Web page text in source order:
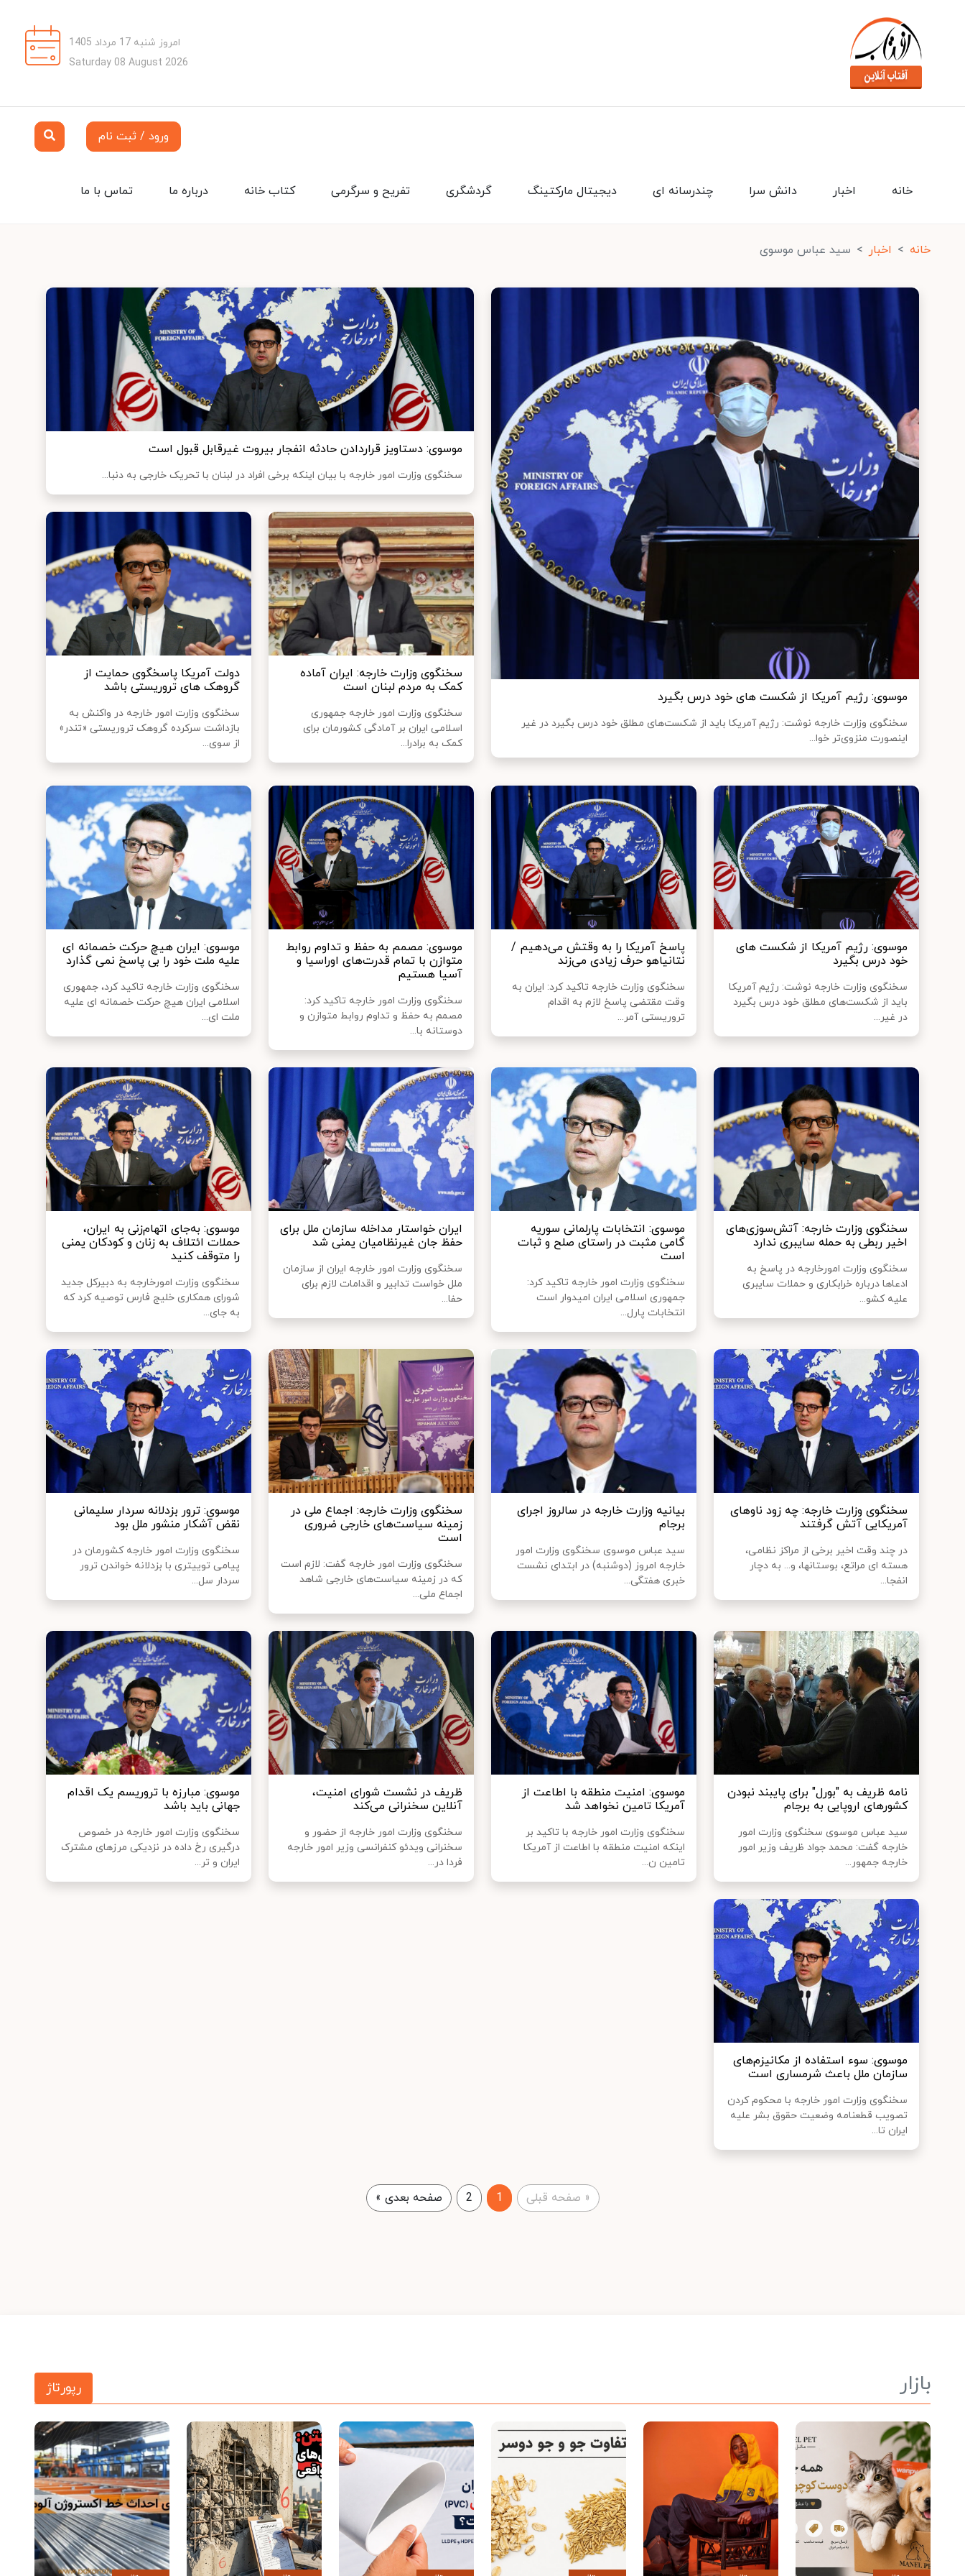
امروز شنبه 17 مرداد 1405
Saturday 08 August 2026
ورود / ثبت نام
تماس با ما درباره ما کتاب خانه تفریح و سرگرمی گردشگری دیجیتال مارکتینگ چندرسانه ای دانش سرا اخبار خانه
خانه اخبار سید عباس موسوی
موسوی: رژیم آمریکا از شکست‌ های خود درس بگیرد
سخنگوی وزارت خارجه نوشت: رژیم آمریکا باید از شکست‌های مطلق خود درس بگیرد در غیر
اینصورت منزوی‌تر خوا...
موسوی: دستاویز قراردادن حادثه انفجار بیروت غیرقابل قبول است
سخنگوی وزارت امور خارجه با بیان اینکه برخی افراد در لبنان با تحریک خارجی به دنبا...
سخنگوی وزارت خارجه: ایران آماده
کمک به مردم لبنان است
سخنگوی وزارت امور خارجه جمهوری
اسلامی ایران بر آمادگی کشورمان برای
کمک به برادرا...
دولت آمریکا پاسخگوی حمایت از
گروهک‌ های تروریستی باشد
سخنگوی وزارت امور خارجه در واکنش به
بازداشت سرکرده گروهک تروریستی «تندر»
از سوی...
موسوی: رژیم آمریکا از شکست‌ های
خود درس بگیرد
سخنگوی وزارت خارجه نوشت: رژیم آمریکا
باید از شکست‌های مطلق خود درس بگیرد
در غیر...
پاسخ آمریکا را به وقتش می‌دهیم /
نتانیاهو حرف زیادی می‌زند
سخنگوی وزارت خارجه تاکید کرد: ایران به
وقت مقتضی پاسخ لازم به اقدام
تروریستی آمر...
موسوی: مصمم به حفظ و تداوم روابط
متوازن با تمام قدرت‌های اوراسیا و
آسیا هستیم
سخنگوی وزارت امور خارجه تاکید کرد:
مصمم به حفظ و تداوم روابط متوازن و
دوستانه با...
موسوی: ایران هیچ حرکت خصمانه ای
علیه ملت خود را بی پاسخ نمی گذارد
سخنگوی وزارت خارجه تاکید کرد، جمهوری
اسلامی ایران هیچ حرکت خصمانه ای علیه
ملت ای...
سخنگوی وزارت خارجه: آتش‌سوزی‌های
اخیر ربطی به حمله سایبری ندارد
سخنگوی وزارت امورخارجه در پاسخ به
ادعاها درباره خرابکاری و حملات سایبری
علیه کشو...
موسوی: انتخابات پارلمانی سوریه
گامی مثبت در راستای صلح و ثبات
است
سخنگوی وزارت امور خارجه تاکید کرد:
جمهوری اسلامی ایران امیدوار است
انتخابات پارل...
ایران خواستار مداخله سازمان ملل برای
حفظ جان غیرنظامیان یمنی شد
سخنگوی وزارت امور خارجه ایران از سازمان
ملل خواست تدابیر و اقدامات لازم برای
حفا...
موسوی: به‌جای اتهام‌زنی به ایران،
حملات ائتلاف به زنان و کودکان یمنی
را متوقف کنید
سخنگوی وزارت امورخارجه به دبیرکل جدید
شورای همکاری خلیج فارس توصیه کرد که
به جای...
سخنگوی وزارت خارجه: چه زود ناوهای
آمریکایی آتش گرفتند
در چند وقت اخیر برخی از مراکز نظامی،
هسته ای مراتع، بوستانها، و... به دچار
انفجا...
بیانیه وزارت خارجه در سالروز اجرای
برجام
سید عباس موسوی سخنگوی وزارت امور
خارجه امروز (دوشنبه) در ابتدای نشست
خبری هفتگی...
سخنگوی وزارت خارجه: اجماع ملی در
زمینه سیاست‌های خارجی ضروری
است
سخنگوی وزارت امور خارجه گفت: لازم است
که در زمینه سیاست‌های خارجی شاهد
اجماع ملی...
موسوی: ترور بزدلانه سردار سلیمانی
نقض آشکار منشور ملل بود
سخنگوی وزارت امور خارجه کشورمان در
پیامی توییتری با بزدلانه خواندن ترور
سردار سل...
نامه ظریف به "بورل" برای پایبند نبودن
کشورهای اروپایی به برجام
سید عباس موسوی سخنگوی وزارت امور
خارجه گفت: محمد جواد ظریف وزیر امور
خارجه جمهور...
موسوی: امنیت منطقه با اطاعت از
آمریکا تامین نخواهد شد
سخنگوی وزارت امور خارجه با تاکید بر
اینکه امنیت منطقه با اطاعت از آمریکا
تامین ن...
ظریف در نشست شورای امنیت،
آنلاین سخنرانی می‌کند
سخنگوی وزارت امور خارجه از حضور و
سخنرانی ویدئو کنفرانسی وزیر امور خارجه
فردا در...
موسوی: مبارزه با تروریسم یک اقدام
جهانی باید باشد
سخنگوی وزارت امور خارجه در خصوص
درگیری رخ داده در نزدیکی مرزهای مشترک
ایران و تر...
موسوی: سوء استفاده از مکانیزم‌های
سازمان ملل باعث شرمساری است
سخنگوی وزارت امور خارجه با محکوم کردن
تصویب قطعنامه وضعیت حقوق بشر علیه
ایران تا...
« صفحه قبلی 1
2 صفحه بعدی »
بازار رپورتاژ